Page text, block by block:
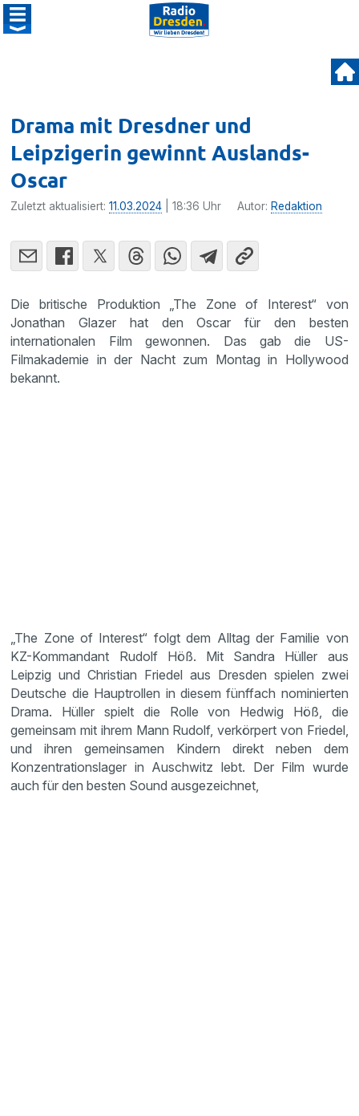
Drama mit Dresdner und
Leipzigerin gewinnt Auslands-
Oscar
Zuletzt aktualisiert:11.03.2024 | 18:36 Uhr Autor: Redaktion
Die britische Produktion „The Zone of Interest“ von
Jonathan Glazer hat den Oscar für den besten
internationalen Film gewonnen. Das gab die US-
Filmakademie in der Nacht zum Montag in Hollywood
bekannt.
„The Zone of Interest“ folgt dem Alltag der Familie von
KZ-Kommandant Rudolf Höß. Mit Sandra Hüller aus
Leipzig und Christian Friedel aus Dresden spielen zwei
Deutsche die Hauptrollen in diesem fünffach nominierten
Drama. Hüller spielt die Rolle von Hedwig Höß, die
gemeinsam mit ihrem Mann Rudolf, verkörpert von Friedel,
und ihren gemeinsamen Kindern direkt neben dem
Konzentrationslager in Auschwitz lebt. Der Film wurde
auch für den besten Sound ausgezeichnet,